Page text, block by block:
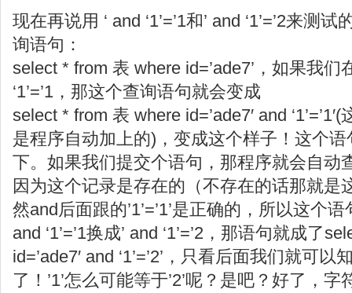
现在再说用 ‘ and ‘1’=’1和’ and ‘1’=’2来测
询语句：
select * from 表 where id=’ade7’，如果我们
‘1’=’1，那这个查询语句就会变成
select * from 表 where id=’ade7′ and
是程序自动加上的)，变成这个样子！这个
下。如果我们提交个语句，那程序就会自动
因为这个记录是存在的（不存在的话那就是
然and后面跟的’1’=’1’是正确的，所以这个
and ‘1’=’1换成’ and ‘1’=’2，那语句就成了
id=’ade7′ and ‘1’=’2’，只看后面我们就可
了！’1’怎么可能等于’2’呢？是吧？好了，